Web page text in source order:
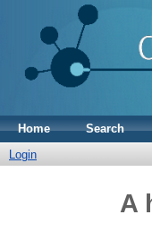
Home Search
Login
A